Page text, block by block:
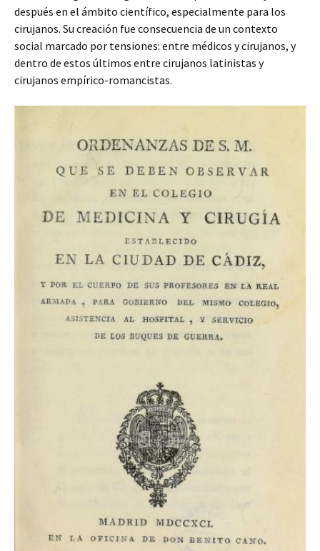
después en el ámbito científico, especialmente para los
cirujanos. Su creación fue consecuencia de un contexto
social marcado por tensiones: entre médicos y cirujanos, y
dentro de estos últimos entre cirujanos latinistas y
cirujanos empírico-romancistas.